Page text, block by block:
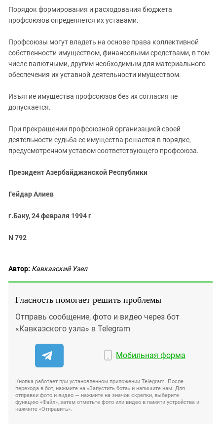
Порядок формирования и расходования бюджета
профсоюзов определяется их уставами.
Профсоюзы могут владеть на основе права коллективной
собственности имуществом, финансовыми средствами, в том
числе валютными, другим необходимым для материального
обеспечения их уставной деятельности имуществом.
Изъятие имущества профсоюзов без их согласия не
допускается.
При прекращении профсоюзной организацией своей
деятельности судьба ее имущества решается в порядке,
предусмотренном уставом соответствующего профсоюза.
Президент Азербайджанской Республики
Гейдар Алиев
г.Баку, 24 февраля 1994 г.
N 792
Автор: Кавказский Узел
Гласность помогает решить проблемы
Отправь сообщение, фото и видео через бот
«Кавказского узла» в Telegram
Мобильная форма
Кнопка работает при установленном приложении Telegram. После
перехода в бот, нажмите на «Запустить бота» и напишите нам. Для
отправки фото и видео — нажмите на значок скрепки, выберите
функцию «Файл», затем отметьте фото или видео в памяти устройства и
нажмите «Отправить».